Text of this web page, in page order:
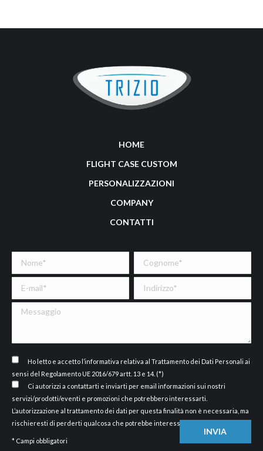
HOME
FLIGHT CASE CUSTOM
PERSONALIZZAZIONI
COMPANY
CONTATTI
Ho letto e accetto l’informativa relativa al Trattamento dei Dati Personali ai
sensi del Regolamento UE 2016/679 artt. 13 e 14. (*)
Ci autorizzi a contattarti e inviarti per email informazioni sui nostri
servizi/prodotti/eventi e promozioni che potrebbero interessarti.
L’autorizzazione al trattamento dei dati per questa finalità non è necessaria, ma
rischieresti di perderti qualcosa che potrebbe interessarti.
* Campi obbligatori